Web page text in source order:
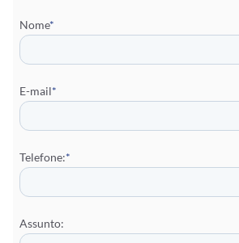
Nome*
E-mail*
Telefone:*
Assunto: